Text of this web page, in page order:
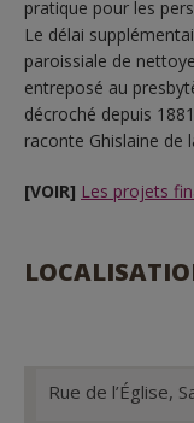
pratique pour les
Le délai
paroissiale de
entreposé au
décroché depuis
raconte Ghislaine de
[VOIR] Les projets
Rue de l’Église,